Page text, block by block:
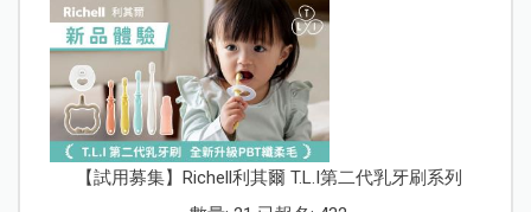
【試用募集】Richell利其爾 T.L.I第二代乳牙刷系列